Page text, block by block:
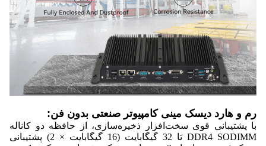
رم و هارد دیسک مینی کامپیوتر صنعتی بدون فن:
با پشتیبانی قوی سخت‌افزار ذخیره‌سازی، از حافظه دو کاناله
DDR4 SODIMM تا 32 گیگابایت (16 گیگابایت × 2) پشتیبانی